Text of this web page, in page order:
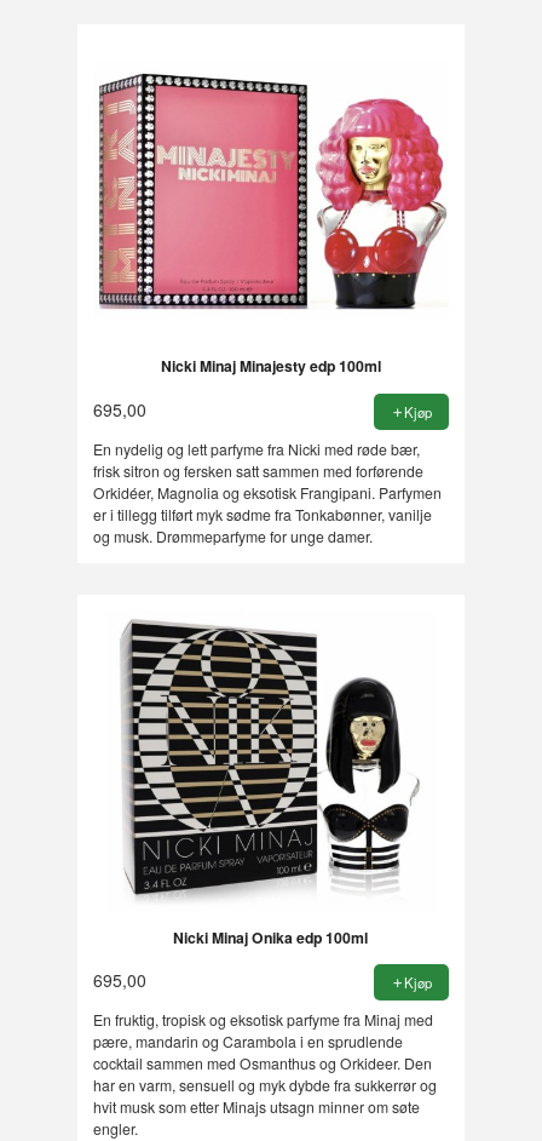
Nicki Minaj Minajesty edp 100ml
695,00 Kjøp
En nydelig og lett parfyme fra Nicki med røde bær,
frisk sitron og fersken satt sammen med forførende
Orkidéer, Magnolia og eksotisk Frangipani. Parfymen
er i tillegg tilført myk sødme fra Tonkabønner, vanilje
og musk. Drømmeparfyme for unge damer.
Nicki Minaj Onika edp 100ml
695,00 Kjøp
En fruktig, tropisk og eksotisk parfyme fra Minaj med
pære, mandarin og Carambola i en sprudlende
cocktail sammen med Osmanthus og Orkideer. Den
har en varm, sensuell og myk dybde fra sukkerrør og
hvit musk som etter Minajs utsagn minner om søte
engler.